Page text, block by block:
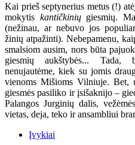
Kai prieš septynerius metus (!)
mokytis kantičkiniųgiesmių.
(nežinau, ar nebuvo jos
žinių atpažinti). Nebepamenu,
smalsiom ausim, nors būta
giesmių aukštybės... Tada,
nenujautėme, kiek su jomis
vienoms Mišioms Vilniuje. Bet,
giesmės pasiliko ir įsišaknijo –
Palangos Jurginių dalis, vežėmės
vietas, deja, teko ir ansambliui
Įvykiai